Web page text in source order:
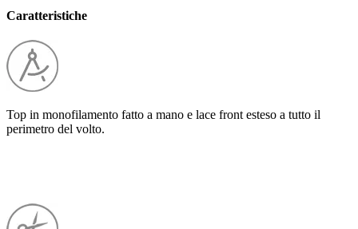
Caratteristiche
Top in monofilamento fatto a mano e lace front esteso a tutto il
perimetro del volto.